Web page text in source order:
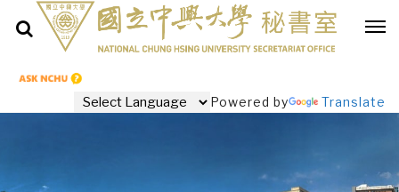
Powered by Translate